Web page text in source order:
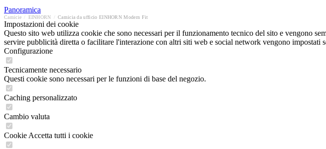
Panoramica
Camicie EINHORN Camicia da ufficio EINHORN Modern Fit
Impostazioni dei cookie
Questo sito web utilizza cookie che sono necessari per il funzionamento tecnico del sito e vengono
servire pubblicità diretta o facilitare l'interazione con altri siti web e social network vengono impostati
Configurazione
Tecnicamente necessario
Questi cookie sono necessari per le funzioni di base del negozio.
Caching personalizzato
Cambio valuta
Cookie Accetta tutti i cookie